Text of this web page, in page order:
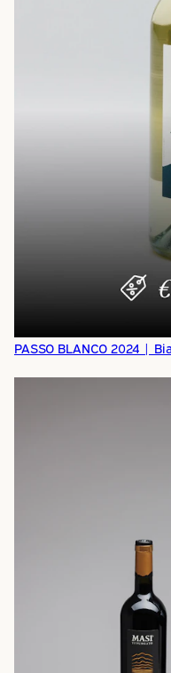
PASSO BLANCO 2024 |